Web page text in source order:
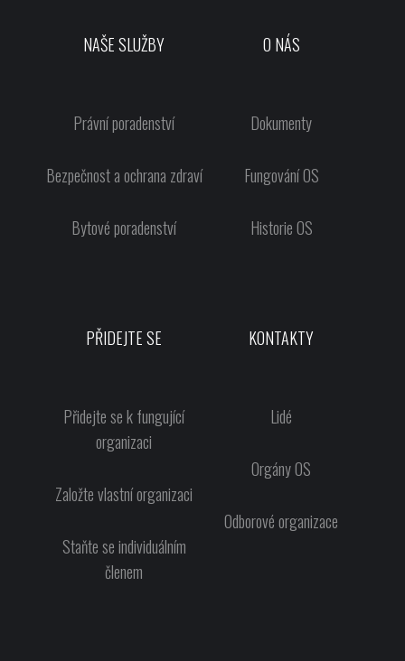
NAŠE SLUŽBY
Právní poradenství
Bezpečnost a ochrana zdraví
Bytové poradenství
O NÁS
Dokumenty
Fungování OS
Historie OS
PŘIDEJTE SE
Přidejte se k fungující
organizaci
Založte vlastní organizaci
Staňte se individuálním
členem
KONTAKTY
Lidé
Orgány OS
Odborové organizace